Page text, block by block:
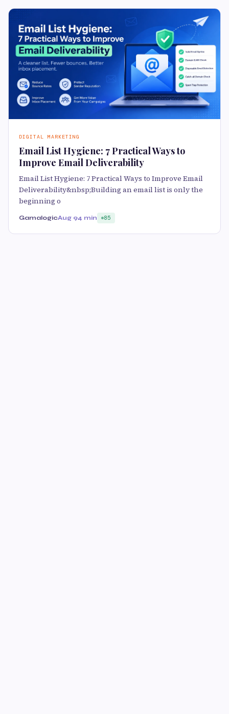
DIGITAL MARKETING
Email List Hygiene: 7 Practical Ways to
Improve Email Deliverability
Email List Hygiene: 7 Practical Ways to Improve Email
Deliverability&nbsp;Building an email list is only the
beginning o
GamalogicAug 94 min 85